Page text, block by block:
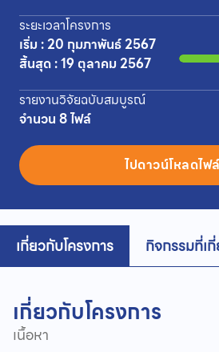
ระยะเวลาโครงการ
เริ่ม : 20 กุมภาพันธ์ 2567
สิ้นสุด : 19 ตุลาคม 2567
รายงานวิจัยฉบับสมบูรณ์
จำนวน 8 ไฟล์
ไปดาวน์โหลดไฟล์
เกี่ยวกับโครงการ กิจกรรมที่เ
เกี่ยวกับโครงการ
เนื้อหา